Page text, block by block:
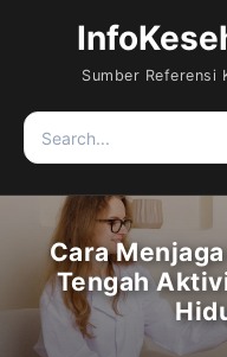
Sumber Referensi
Search
for:
Cara
Tengah